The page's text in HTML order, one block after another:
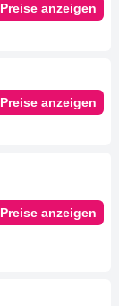
Preise anzeigen
Preise anzeigen
Preise anzeigen